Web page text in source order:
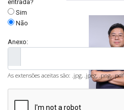
entrada?
Sim
Não
Anexo:
As extensões aceitas são: .jpg, .jpeg, .png, .pdf